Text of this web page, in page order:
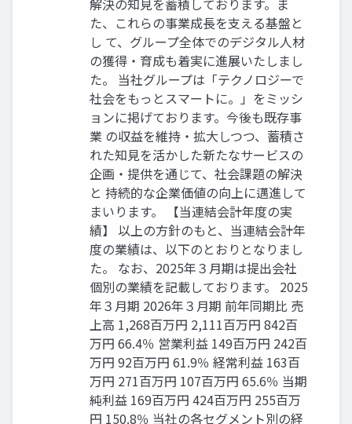
た、これらの事業成長を支える基盤と
し て、グループ全体でのデジタル人材
の獲得・育成も着実に進展いたしまし
た。 当社グループは「テクノロジーで
社会をもっとスマートに。」をミッシ
ョンに掲げております。今後も既存事
業 の収益を維持・拡大しつつ、蓄積さ
れた知見を活かした新たなサービスの
企画・提供を通じて、社会課題の解決
と 持続的な企業価値の向上に邁進して
まいります。 【当連結会計年度の実
績】 以上の方針のもと、当連結会計年
度の業績は、以下のとおりとなりまし
た。 なお、2025年３月期は提出会社
個別の業績を記載しております。 2025
年３月期 2026年３月期 前年同期比 売
上高 1,268百万円 2,111百万円 842百
万円 66.4％ 営業利益 149百万円 242百
万円 92百万円 61.9％ 経常利益 163百
万円 271百万円 107百万円 65.6％ 当期
純利益 169百万円 424百万円 255百万
円 150.8％ 当社の各セグメント別の経